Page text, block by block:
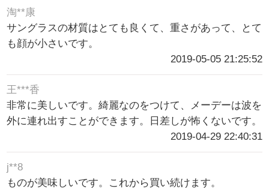
淘**康
サングラスの材質はとても良くて、重さがあって、とて
も顔が小さいです。
2019-05-05 21:25:52
王***香
非常に美しいです。綺麗なのをつけて、メーデーは波を
外に連れ出すことができます。日差しが怖くないです。
2019-04-29 22:40:31
j**8
ものが美味しいです。これから買い続けます。